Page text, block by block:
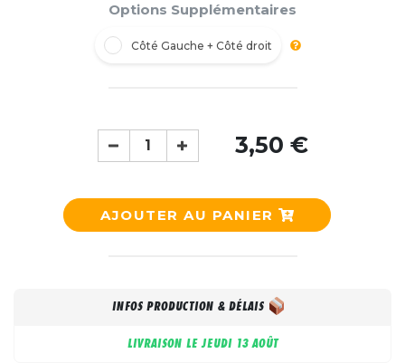
Options Supplémentaires
Côté Gauche + Côté droit
3,50 €
AJOUTER AU PANIER
INFOS PRODUCTION & DÉLAIS
LIVRAISON LEJEUDI 13 AOÛT